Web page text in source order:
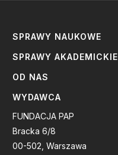
SPRAWY NAUKOWE
SPRAWY AKADEMICKIE
OD NAS
WYDAWCA
FUNDACJA PAP
Bracka 6/8
00-502, Warszawa